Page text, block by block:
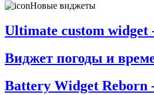
Новые виджеты
Ultimate custom widget
Виджет погоды и
Battery Widget Reborn